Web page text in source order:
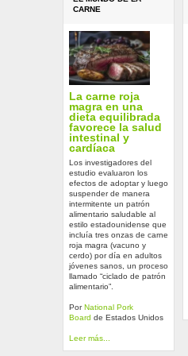
CARNE
La carne roja
magra en una
dieta equilibrada
favorece la salud
intestinal y
cardíaca
Los investigadores del
estudio evaluaron los
efectos de adoptar y luego
suspender de manera
intermitente un patrón
alimentario saludable al
estilo estadounidense que
incluía tres onzas de carne
roja magra (vacuno y
cerdo) por día en adultos
jóvenes sanos, un proceso
llamado “ciclado de patrón
alimentario”.
PorNational Pork
Board de Estados Unidos
Leer más...